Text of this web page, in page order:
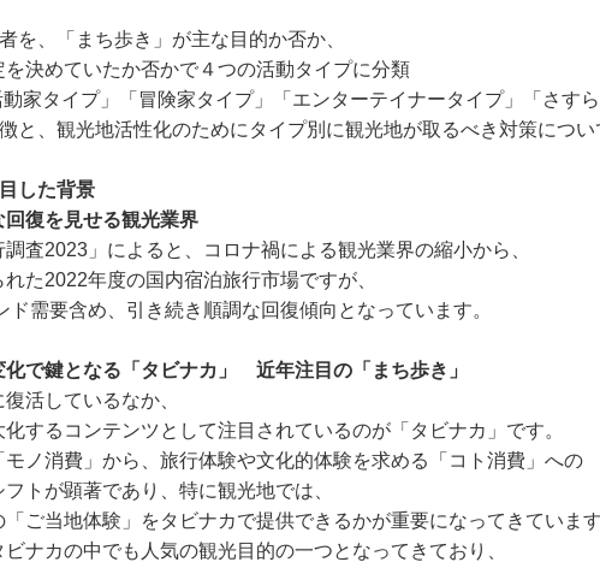
を、「まち歩き」が主な目的か否か、
決めていたか否かで４つの活動タイプに分類
家タイプ」「冒険家タイプ」「エンターテイナータイプ」「さすら
と、観光地活性化のためにタイプ別に観光地が取るべき対策につい
した背景
回復を見せる観光業界
調査2023」によると、コロナ禍による観光業界の縮小から、
た2022年度の国内宿泊旅行市場ですが、
ド需要含め、引き続き順調な回復傾向となっています。
で鍵となる「タビナカ」 近年注目の「まち歩き」
活しているなか、
するコンテンツとして注目されているのが「タビナカ」です。
ノ消費」から、旅行体験や文化的体験を求める「コト消費」への
トが顕著であり、特に観光地では、
ご当地体験」をタビナカで提供できるかが重要になってきています
ビナカの中でも人気の観光目的の一つとなってきており、